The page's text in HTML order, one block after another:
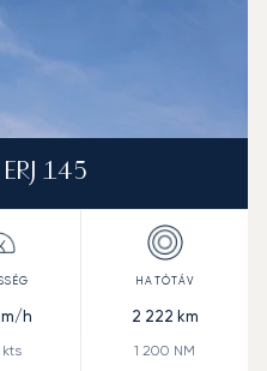
145
h
kts
2 222 km
1 200 NM